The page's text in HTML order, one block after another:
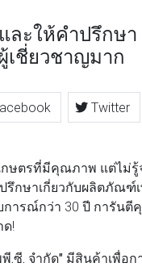
ละให้คำปรึกษา
ชี่ยวชาญมาก
Twitter
ษตรที่มีคุณภาพ แต่ไม่
รึกษาเกี่ยวกับผลิตภัณฑ์
การณ์กว่า 30 ปี การัน
!
.ซี. จำกัด" มีสินค้าเพื่อก